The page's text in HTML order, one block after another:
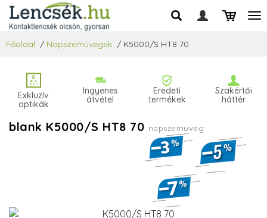
Főoldal / Napszemüvegek / K5000/S HT8 70
Exkluzív
optikák
Ingyenes
átvétel
Eredeti
termékek
Szakértői
háttér
blank K5000/S HT8 70 napszemüveg